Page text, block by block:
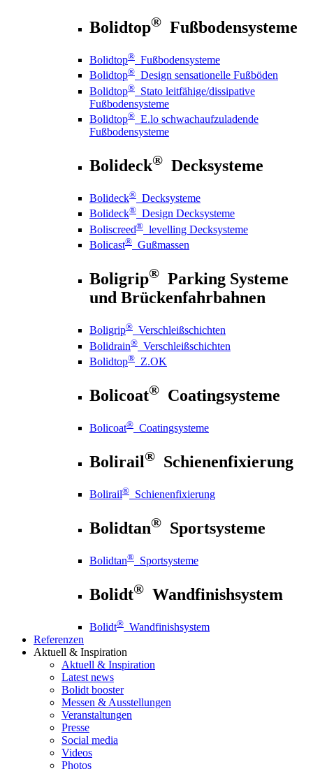
Bolidtop® Fußbodensysteme
Bolidtop® Fußbodensysteme
Bolidtop® Design sensationelle Fußböden
Bolidtop® Stato leitfähige/dissipative
Fußbodensysteme
Bolidtop® E.lo schwachaufzuladende
Fußbodensysteme
Bolideck® Decksysteme
Bolideck® Decksysteme
Bolideck® Design Decksysteme
Boliscreed® levelling Decksysteme
Bolicast® Gußmassen
Boligrip® Parking Systeme
und Brückenfahrbahnen
Boligrip® Verschleißschichten
Bolidrain® Verschleißschichten
Bolidtop® Z.OK
Bolicoat® Coatingsysteme
Bolicoat® Coatingsysteme
Bolirail® Schienenfixierung
Bolirail® Schienenfixierung
Bolidtan® Sportsysteme
Bolidtan® Sportsysteme
Bolidt® Wandfinishsystem
Bolidt® Wandfinishsystem
Referenzen
Aktuell & Inspiration
Aktuell & Inspiration
Latest news
Bolidt booster
Messen & Ausstellungen
Veranstaltungen
Presse
Social media
Videos
Photos